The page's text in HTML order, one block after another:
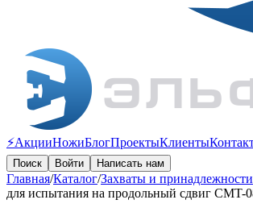
⚡️АкцииНожиБлогПроектыКлиенты
Поиск Войти Написать нам
Главная/Каталог/Захваты и принадлежности
для испытания на продольный сдвиг CMT-